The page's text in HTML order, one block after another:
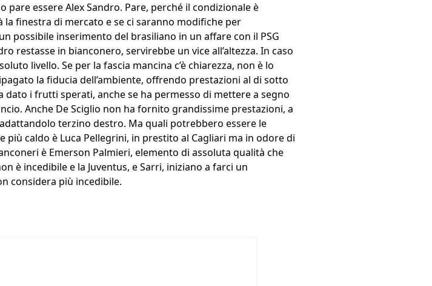
essere Alex Sandro. Pare, perché il condizionale è
finestra di mercato e se ci saranno modifiche per
possibile inserimento del brasiliano in un affare con il PSG
restasse in bianconero, servirebbe un vice all’altezza. In caso
livello. Se per la fascia mancina c’è chiarezza, non è lo
la fiducia dell’ambiente, offrendo prestazioni al di sotto
dato i frutti sperati, anche se ha permesso di mettere a segno
Anche De Sciglio non ha fornito grandissime prestazioni, a
terzino destro. Ma quali potrebbero essere le
caldo è Luca Pellegrini, in prestito al Cagliari ma in odore di
è Emerson Palmieri, elemento di assoluta qualità che
è incedibile e la Juventus, e Sarri, iniziano a farci un
considera più incedibile.